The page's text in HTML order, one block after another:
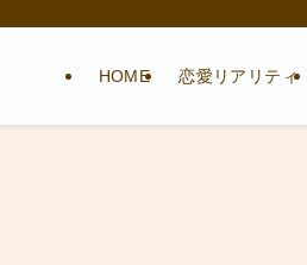
HOME 恋愛リアリティ